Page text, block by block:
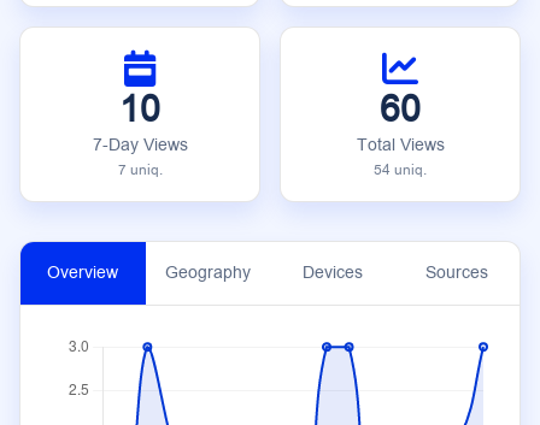
10
7-Day Views
7 uniq.
60
Total Views
54 uniq.
Overview Geography Devices Sources